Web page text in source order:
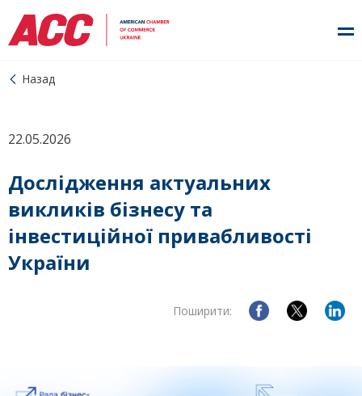
Назад
22.05.2026
Дослідження актуальних
викликів бізнесу та
інвестиційної привабливості
України
Поширити: